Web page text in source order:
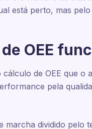
está perto, mas
OEE
de OEE que
pela
marcha dividido